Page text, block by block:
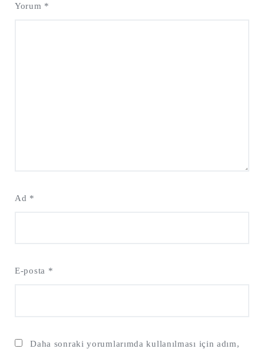
Yorum *
Ad *
E-posta *
Daha sonraki yorumlarımda kullanılması için adım,